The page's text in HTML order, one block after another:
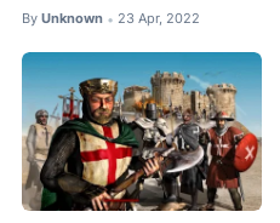
By Unknown • 23 Apr, 2022